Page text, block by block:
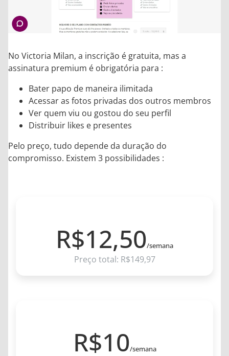
No Victoria Milan, a inscrição é gratuita, mas a
assinatura premium é obrigatória para :
Bater papo de maneira ilimitada
Acessar as fotos privadas dos outros membros
Ver quem viu ou gostou do seu perfil
Distribuir likes e presentes
Pelo preço, tudo depende da duração do
compromisso. Existem 3 possibilidades :
R$12,50/semana
Preço total: R$149,97
R$10/semana